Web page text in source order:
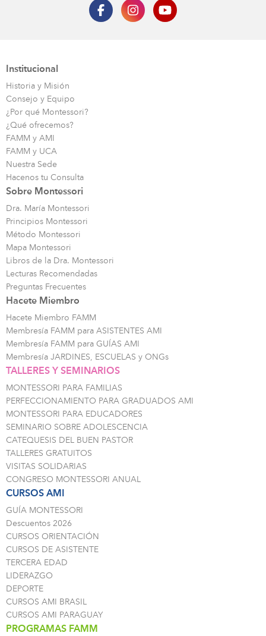
Institucional
Historia y Misión
Consejo y Equipo
¿Por qué Montessori?
¿Qué ofrecemos?
FAMM y AMI
FAMM y UCA
Nuestra Sede
Hacenos tu Consulta
Sobre Montessori
Dra. María Montessori
Principios Montessori
Método Montessori
Mapa Montessori
Libros de la Dra. Montessori
Lecturas Recomendadas
Preguntas Frecuentes
Hacete Miembro
Hacete Miembro FAMM
Membresía FAMM para ASISTENTES AMI
Membresía FAMM para GUÍAS AMI
Membresía JARDINES, ESCUELAS y ONGs
TALLERES Y SEMINARIOS
MONTESSORI PARA FAMILIAS
PERFECCIONAMIENTO PARA GRADUADOS AMI
MONTESSORI PARA EDUCADORES
SEMINARIO SOBRE ADOLESCENCIA
CATEQUESIS DEL BUEN PASTOR
TALLERES GRATUITOS
VISITAS SOLIDARIAS
CONGRESO MONTESSORI ANUAL
CURSOS AMI
GUÍA MONTESSORI
Descuentos 2026
CURSOS ORIENTACIÓN
CURSOS DE ASISTENTE
TERCERA EDAD
LIDERAZGO
DEPORTE
CURSOS AMI BRASIL
CURSOS AMI PARAGUAY
PROGRAMAS FAMM